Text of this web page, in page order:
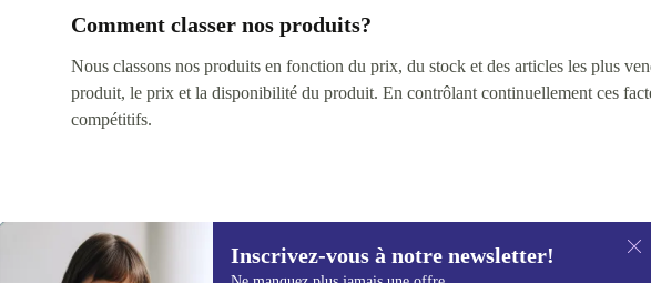
Comment classer nos produits?
Nous classons nos produits en fonction du prix, du stock et des articles les plus
produit, le prix et la disponibilité du produit. En contrôlant continuellement ces
compétitifs.
Inscrivez-vous à notre newsletter!